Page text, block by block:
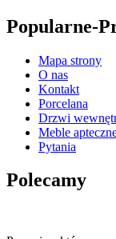
Popularne-
Mapa strony
O nas
Kontakt
Porcelana
Drzwi
Meble
Pytania
Polecamy